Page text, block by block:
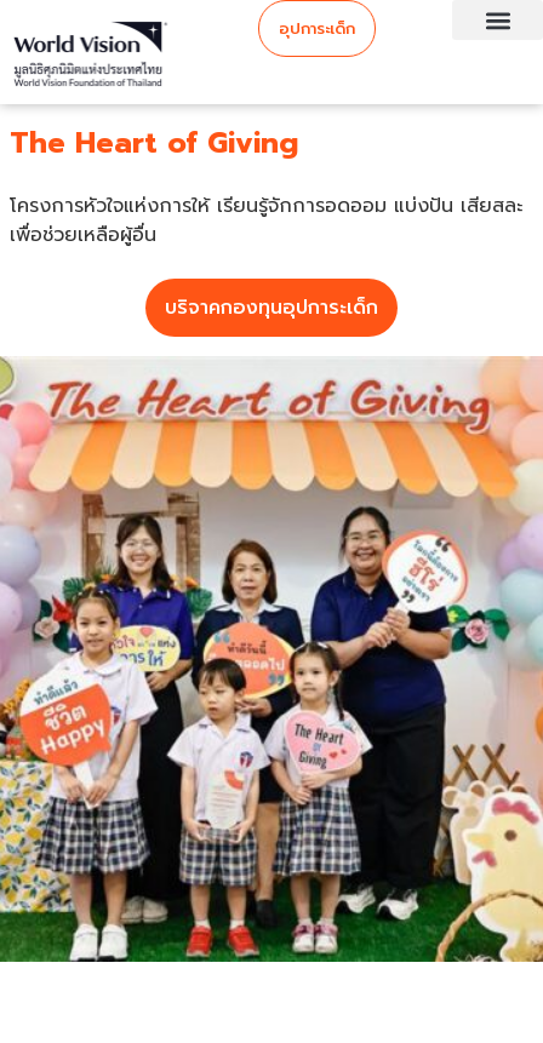
อุปการะเด็ก
The Heart of Giving​
โครงการหัวใจแห่งการให้ เรียนรู้จักการอดออม แบ่งปัน เสียสละ
เพื่อช่วยเหลือผู้อื่น
บริจาคกองทุนอุปการะเด็ก